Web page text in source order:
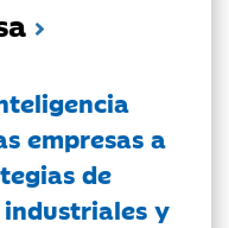
empresas a
de
y